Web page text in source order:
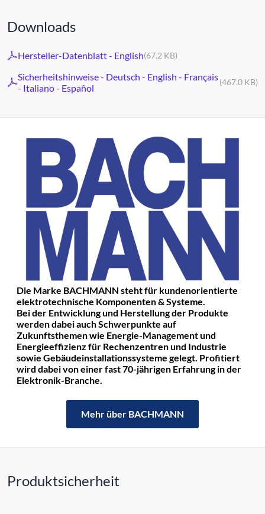
Downloads
Hersteller-Datenblatt - English(67.2 KB)
Sicherheitshinweise - Deutsch - English - Français
- Italiano - Español
(467.0 KB)
Die Marke BACHMANN steht für kundenorientierte
elektrotechnische Komponenten & Systeme.
Bei der Entwicklung und Herstellung der Produkte
werden dabei auch Schwerpunkte auf
Zukunftsthemen wie Energie-Management und
Energieeffizienz für Rechenzentren und Industrie
sowie Gebäudeinstallationssysteme gelegt. Profitiert
wird dabei von einer fast 70-jährigen Erfahrung in der
Elektronik-Branche.
Mehr über BACHMANN
Produktsicherheit